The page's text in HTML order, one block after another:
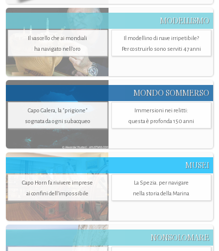
MODELLISMO
Il vascello che ai mondiali
ha navigato nell’oro
Il modellino di nave irripetibile?
Per costruirlo sono serviti 47 anni
MONDO SOMMERSO
Capo Galera, la "prigione"
sognata da ogni subacqueo
Immersioni nei relitti:
questa è profonda 150 anni
MUSEI
Capo Horn fa rivivere imprese
ai confini dell’impossibile
La Spezia. per navigare
nella storia della Marina
NONSOLOMARE